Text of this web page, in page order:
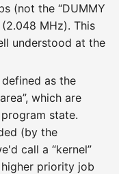
(not the “DUMMY
MHz). This
understood at the
as the
which are
state.
(by the
call a “kernel”
priority job